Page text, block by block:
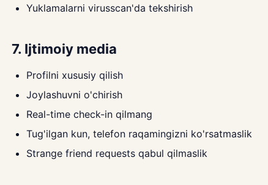
Yuklamalarni virusscan'da tekshirish
7. Ijtimoiy media
Profilni xususiy qilish
Joylashuvni o'chirish
Real-time check-in qilmang
Tug'ilgan kun, telefon raqamingizni ko'rsatmaslik
Strange friend requests qabul qilmaslik